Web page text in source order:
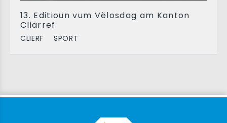
13. Editioun vum Vëlosdag am Kanton
Cliärref
CLIERF SPORT